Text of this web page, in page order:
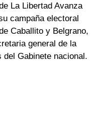
La Libertad Avanza
campaña electoral
Caballito y Belgrano,
general de la
Gabinete nacional.